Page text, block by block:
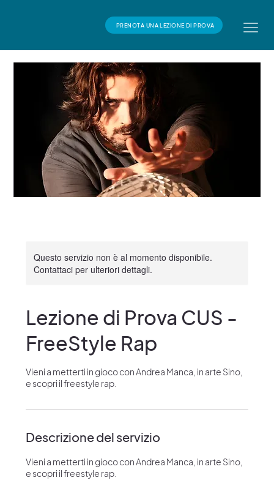
PRENOTA UNA LEZIONE DI PROVA
Questo servizio non è al momento disponibile.
Contattaci per ulteriori dettagli.
Lezione di Prova CUS -
FreeStyle Rap
Vieni a metterti in gioco con Andrea Manca, in arte Sino,
e scopri il freestyle rap.
Descrizione del servizio
Vieni a metterti in gioco con Andrea Manca, in arte Sino,
e scopri il freestyle rap.